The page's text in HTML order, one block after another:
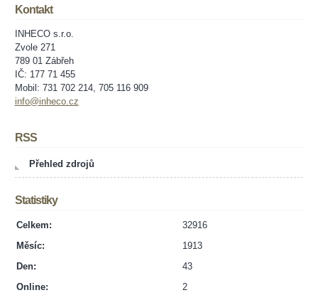
Kontakt
INHECO s.r.o.
Zvole 271
789 01 Zábřeh
IČ: 177 71 455
Mobil: 731 702 214, 705 116 909
info@inheco.cz
RSS
Přehled zdrojů
Statistiky
Online: 2
Celkem:
32916
Měsíc:
1913
Den:
43